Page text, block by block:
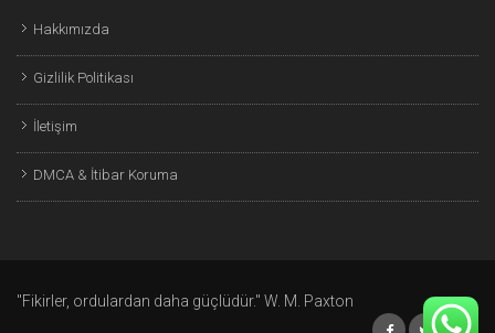
Hakkımızda
Gizlilik Politikası
İletişim
DMCA & İtibar Koruma
"Fikirler, ordulardan daha güçlüdür." W. M. Paxton